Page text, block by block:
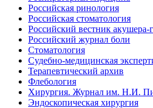
Российская ринология
Российская стоматология
Российский вестник акушера-
Российский журнал боли
Стоматология
Судебно-медицинская
Терапевтический архив
Флебология
Хирургия. Журнал им. Н.И.
Эндоскопическая хирургия